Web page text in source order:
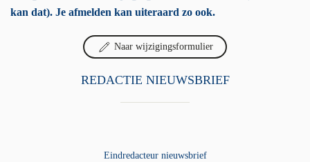
kan dat). Je afmelden kan uiteraard zo ook.
Naar wijzigingsformulier
REDACTIE NIEUWSBRIEF
Eindredacteur nieuwsbrief